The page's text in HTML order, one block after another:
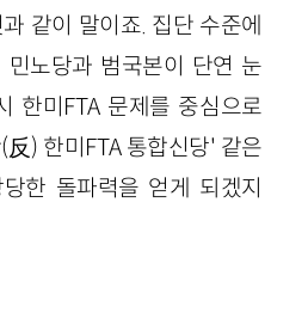
같이 말이죠. 집단 수준에
노당과 범국본이 단연 눈
한미FTA 문제를 중심으로
) 한미FTA 통합신당' 같은
한 돌파력을 얻게 되겠지